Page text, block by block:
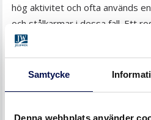
Samtycke
Denna webbplats använder
hög aktivitet och ofta används
och stålkarmar i dessa fall. Ett
riktigt bra lösning och kan i
möjlighet att bevara en
Vid andra tillfällen när en